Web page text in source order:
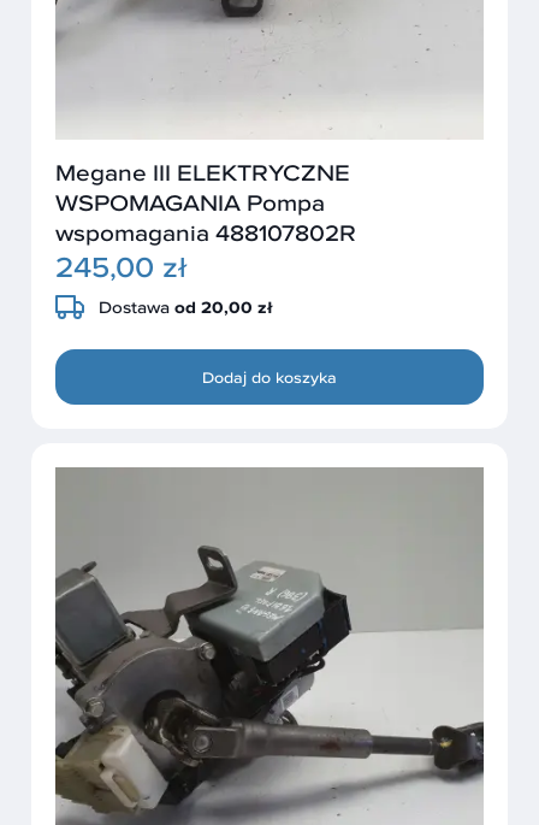
Megane III ELEKTRYCZNE
WSPOMAGANIA Pompa
wspomagania 488107802R
245,00 zł
Dostawa od 20,00 zł
Dodaj do koszyka